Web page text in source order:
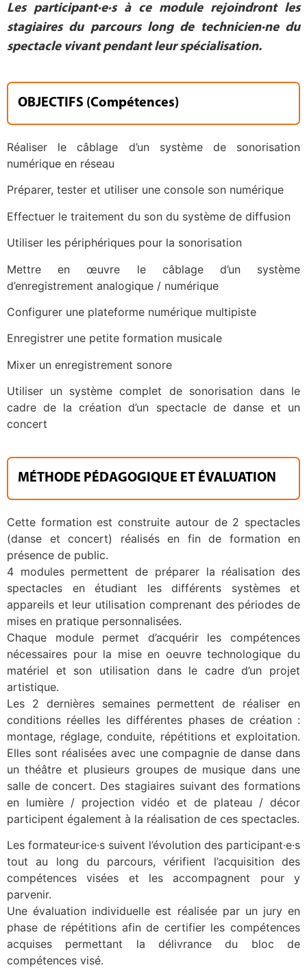
Les participant·e·s à ce module rejoindront les
stagiaires du parcours long de technicien·ne du
spectacle vivant pendant leur spécialisation.
OBJECTIFS (Compétences)
Réaliser le câblage d’un système de sonorisation
numérique en réseau
Préparer, tester et utiliser une console son numérique
Effectuer le traitement du son du système de diffusion
Utiliser les périphériques pour la sonorisation
Mettre en œuvre le câblage d’un système
d’enregistrement analogique / numérique
Configurer une plateforme numérique multipiste
Enregistrer une petite formation musicale
Mixer un enregistrement sonore
Utiliser un système complet de sonorisation dans le
cadre de la création d’un spectacle de danse et un
concert
MÉTHODE PÉDAGOGIQUE ET ÉVALUATION
Cette formation est construite autour de 2 spectacles
(danse et concert) réalisés en fin de formation en
présence de public.
4 modules permettent de préparer la réalisation des
spectacles en étudiant les différents systèmes et
appareils et leur utilisation comprenant des périodes de
mises en pratique personnalisées.
Chaque module permet d’acquérir les compétences
nécessaires pour la mise en oeuvre technologique du
matériel et son utilisation dans le cadre d’un projet
artistique.
Les 2 dernières semaines permettent de réaliser en
conditions réelles les différentes phases de création :
montage, réglage, conduite, répétitions et exploitation.
Elles sont réalisées avec une compagnie de danse dans
un théâtre et plusieurs groupes de musique dans une
salle de concert. Des stagiaires suivant des formations
en lumière / projection vidéo et de plateau / décor
participent également à la réalisation de ces spectacles.
Les formateur·ice·s suivent l’évolution des participant·e·s
tout au long du parcours, vérifient l’acquisition des
compétences visées et les accompagnent pour y
parvenir.
Une évaluation individuelle est réalisée par un jury en
phase de répétitions afin de certifier les compétences
acquises permettant la délivrance du bloc de
compétences visé.